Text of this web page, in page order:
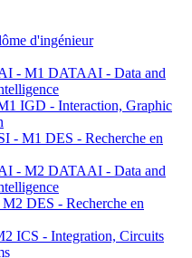
d'ingénieur
- M1 DATAAI - Data and
IGD - Interaction, Graphic
- M1 DES - Recherche en
- M2 DATAAI - Data and
DES - Recherche en
ICS - Integration, Circuits